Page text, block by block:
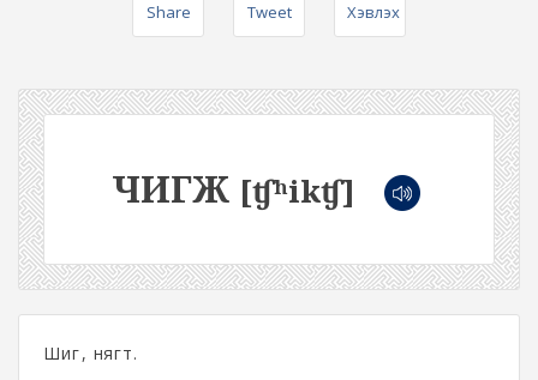
Share Tweet Хэвлэх
ЧИГЖ [ʧʰikʧ]
Шигүү, нягт.